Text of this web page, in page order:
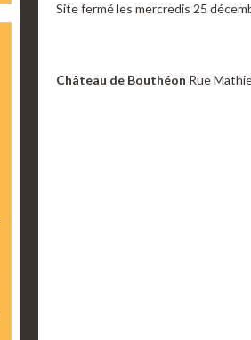
Site fermé les mercredis 25
Château de Bouthéon Rue